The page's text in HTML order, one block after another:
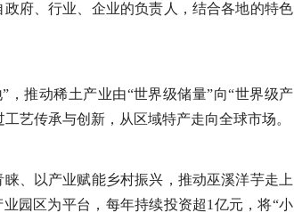
府、行业、企业的负责人，结合各地的特色
推动稀土产业由“世界级储量”向“世界级产
艺传承与创新，从区域特产走向全球市场。
、以产业赋能乡村振兴，推动巫溪洋芋走上
园区为平台，每年持续投资超1亿元，将“小